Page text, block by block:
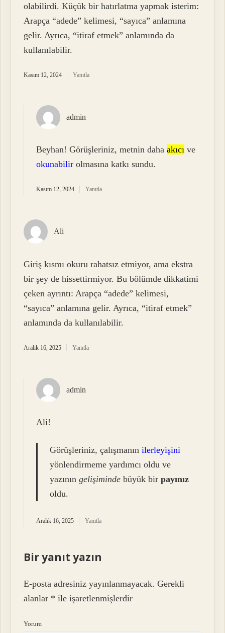
olabilirdi. Küçük bir hatırlatma yapmak isterim:
Arapça “adede” kelimesi, “sayıca” anlamına
gelir. Ayrıca, “itiraf etmek” anlamında da
kullanılabilir.
Kasım 12, 2024 Yanıtla
admin
Beyhan! Görüşleriniz, metnin dahaakıcı ve
okunabilir olmasına katkı sundu.
Kasım 12, 2024 Yanıtla
Ali
Giriş kısmı okuru rahatsız etmiyor, ama ekstra
bir şey de hissettirmiyor. Bu bölümde dikkatimi
çeken ayrıntı: Arapça “adede” kelimesi,
“sayıca” anlamına gelir. Ayrıca, “itiraf etmek”
anlamında da kullanılabilir.
Aralık 16, 2025 Yanıtla
admin
Ali!
Görüşleriniz, çalışmanınilerleyişini
yönlendirmeme yardımcı oldu ve
yazınıngelişiminde büyük birpayınız
oldu.
Aralık 16, 2025 Yanıtla
Bir yanıt yazın
E-posta adresiniz yayınlanmayacak. Gerekli
alanlar * ile işaretlenmişlerdir
Yorum